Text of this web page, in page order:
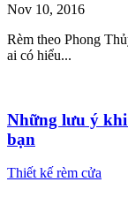
Nov 10, 2016
Rèm theo Phong
ai có hiểu...
Những lưu ý khi
bạn
Thiết kế rèm cửa